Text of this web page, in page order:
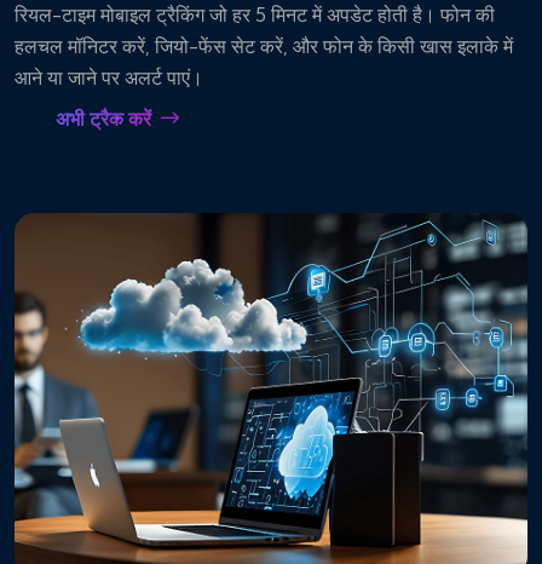
रियल-टाइम मोबाइल ट्रैकिंग जो हर 5 मिनट में अपडेट होती है। फोन की
हलचल मॉनिटर करें, जियो-फेंस सेट करें, और फोन के किसी खास इलाके में
आने या जाने पर अलर्ट पाएं।
अभी ट्रैक करें